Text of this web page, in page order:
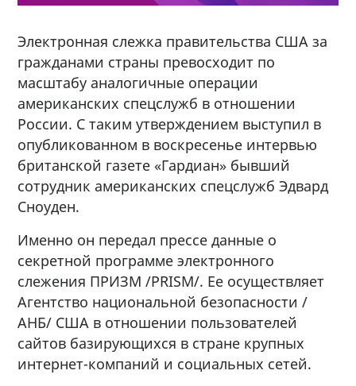
Электронная слежка правительства США за
гражданами страны превосходит по
масштабу аналогичные операции
американских спецслужб в отношении
России. С таким утверждением выступил в
опубликованном в воскресенье интервью
британской газете «Гардиан» бывший
сотрудник американских спецслужб Эдвард
Сноуден.
Именно он передал прессе данные о
секретной программе электронного
слежения ПРИЗМ /PRISM/. Ее осуществляет
Агентство национальной безопасности /
АНБ/ США в отношении пользователей
сайтов базирующихся в стране крупных
интернет-компаний и социальных сетей.